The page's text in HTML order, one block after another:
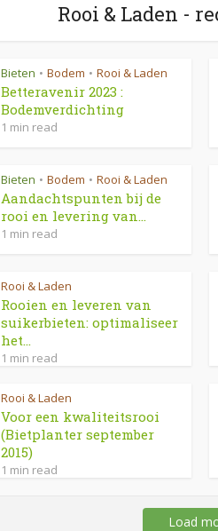
Rooi & Laden -
Bieten • Bodem • Rooi & Laden
Betteravenir 2023 :
Bodemverdichting
1 min read
Bieten • Bodem • Rooi & Laden
Aandachtspunten bij de
rooi en levering van...
1 min read
Rooi & Laden
Rooien en leveren van
suikerbieten: optimaliseer
het...
1 min read
Rooi & Laden
Voor een kwaliteitsrooi
(Bietplanter september
2015)
1 min read
Load